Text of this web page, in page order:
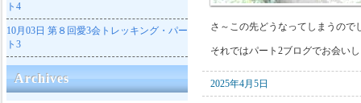
さ～この先どうなってしまうので
それではパート2ブログでお会
2025年4月5日
ト4
10月03日 第８回愛3会トレッキング・パー
ト3
Archives